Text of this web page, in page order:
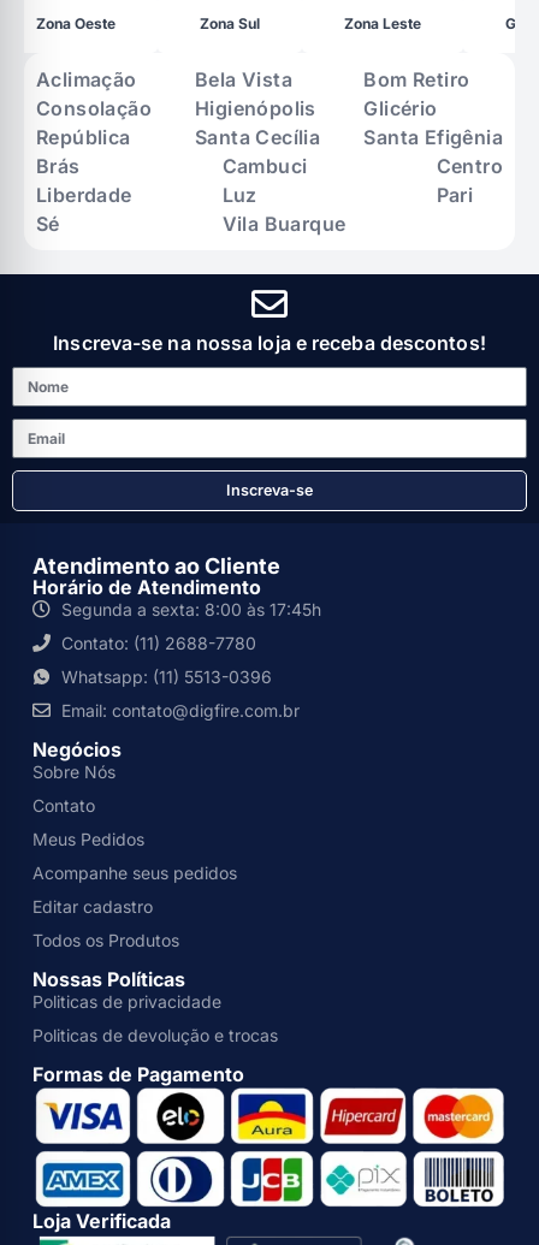
Zona Oeste Zona Sul Zona Leste
Aclimação
Consolação
República
Bela Vista
Higienópolis
Santa Cecília
Bom Retiro
Glicério
Santa Efigênia
Brás
Liberdade
Sé
Cambuci
Luz
Vila Buarque
Centro
Pari
Inscreva-se na nossa loja e receba descontos!
Inscreva-se
Atendimento ao Cliente
Horário de Atendimento
Segunda a sexta: 8:00 às 17:45h
Contato: (11) 2688-7780
Whatsapp: (11) 5513-0396
Email: contato@digfire.com.br
Negócios
Sobre Nós
Contato
Meus Pedidos
Acompanhe seus pedidos
Editar cadastro
Todos os Produtos
Nossas Políticas
Politicas de privacidade
Politicas de devolução e trocas
Formas de Pagamento
Loja Verificada